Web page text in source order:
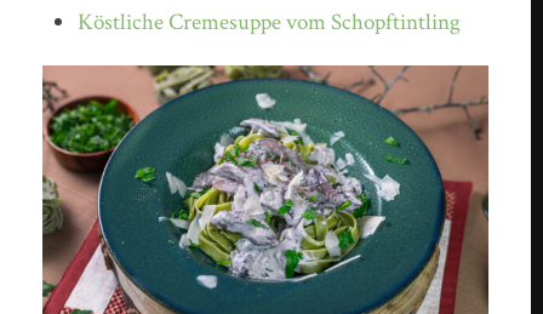
Köstliche Cremesuppe vom Schopftintling